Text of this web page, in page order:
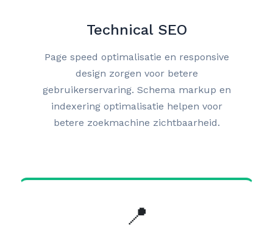
Technical SEO
Page speed optimalisatie en responsive
design zorgen voor betere
gebruikerservaring. Schema markup en
indexering optimalisatie helpen voor
betere zoekmachine zichtbaarheid.
📍